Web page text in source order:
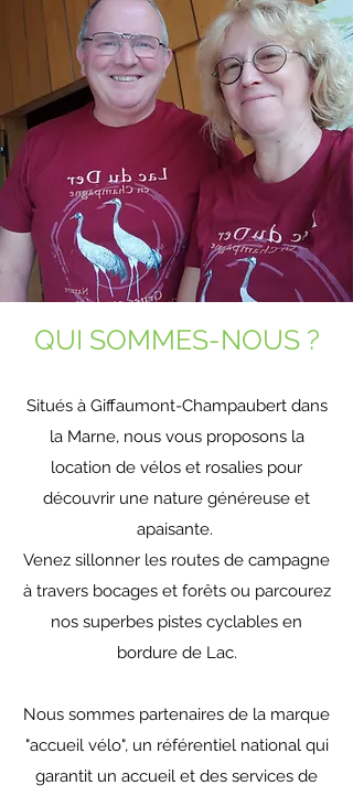
QUI SOMMES-NOUS ?
Situés à Giffaumont-Champaubert dans
la Marne, nous vous proposons la
location de vélos et rosalies pour
découvrir une nature généreuse et
apaisante.
Venez sillonner les routes de campagne
à travers bocages et forêts ou parcourez
nos superbes pistes cyclables en
bordure de Lac.
Nous sommes partenaires de la marque
"accueil vélo", un référentiel national qui
garantit un accueil et des services de